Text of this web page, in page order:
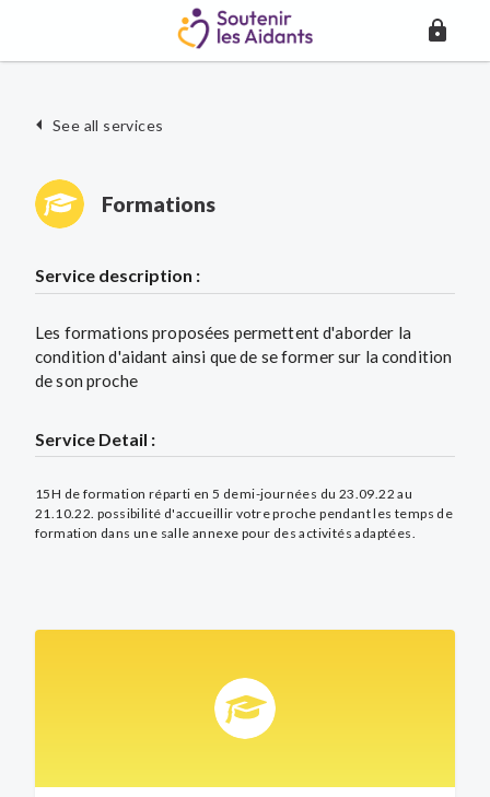
See all services
Formations
Service description :
Les formations proposées permettent d'aborder la
condition d'aidant ainsi que de se former sur la condition
de son proche
Service Detail :
15H de formation réparti en 5 demi-journées du 23.09.22 au
21.10.22. possibilité d'accueillir votre proche pendant les temps de
formation dans une salle annexe pour des activités adaptées.